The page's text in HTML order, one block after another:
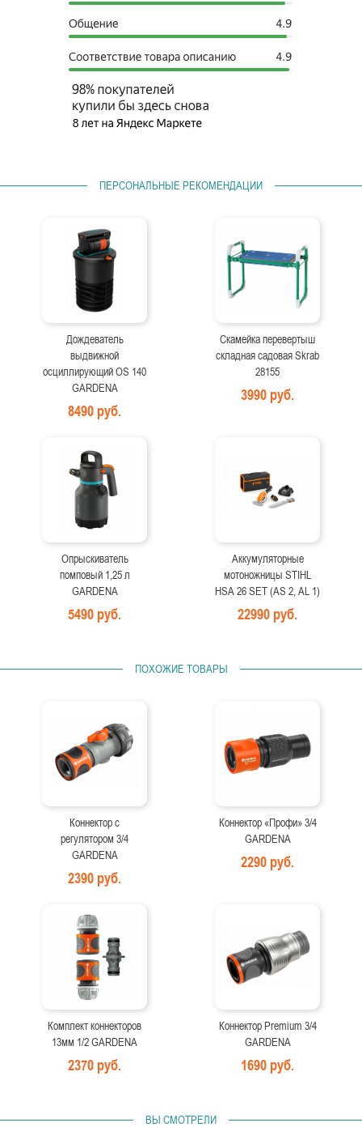
ПЕРСОНАЛЬНЫЕ РЕКОМЕНДАЦИИ
Дождеватель
выдвижной
осциллирующий OS 140
GARDENA
8490 руб.
Скамейка перевертыш
складная садовая Skrab
28155
3990 руб.
Опрыскиватель
помповый 1,25 л
GARDENA
5490 руб.
Аккумуляторные
мотоножницы STIHL
HSA 26 SET (AS 2, AL 1)
22990 руб.
ПОХОЖИЕ ТОВАРЫ
Коннектор с
регулятором 3/4
GARDENA
2390 руб.
Коннектор «Профи» 3/4
GARDENA
2290 руб.
Комплект коннекторов
13мм 1/2 GARDENA
2370 руб.
Коннектор Premium 3/4
GARDENA
1690 руб.
ВЫ СМОТРЕЛИ